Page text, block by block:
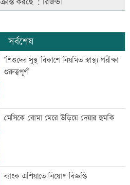
সর্বশেষ
‘শিশুদের সুস্থ বিকাশে নিয়মিত স্বাস্থ্য পরীক্ষা
গুরুত্বপূর্ণ’
মেসিকে বোমা মেরে উড়িয়ে দেয়ার হুমকি
ব্যাংক এশিয়াতে নিয়োগ বিজ্ঞপ্তি